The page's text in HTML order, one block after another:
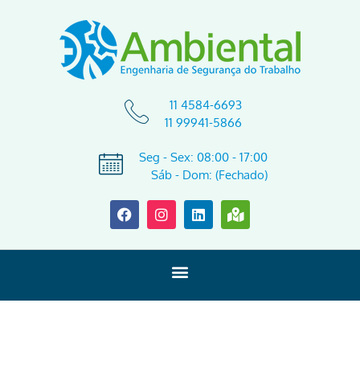
11 4584-6693
11 99941-5866
Seg - Sex: 08:00 - 17:00
Sáb - Dom: (Fechado)